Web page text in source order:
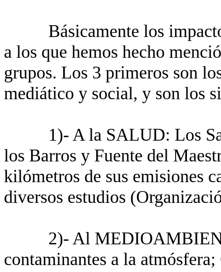
Básicamente los
a los que hemos hecho
grupos. Los 3 primeros son
mediático y social, y son los
1)- A la SALUD: Los
los Barros y Fuente del
kilómetros de sus emisiones
diversos estudios
2)- Al
contaminantes a la atmósfera;